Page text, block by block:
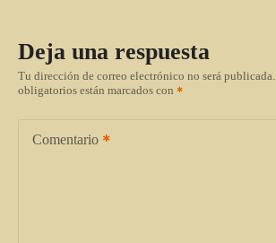
Deja una respuesta
Tu dirección de correo electrónico no será publicada.
obligatorios están marcados con
Comentario